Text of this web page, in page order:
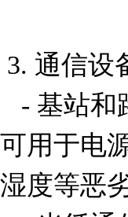
可用于电
湿度等恶